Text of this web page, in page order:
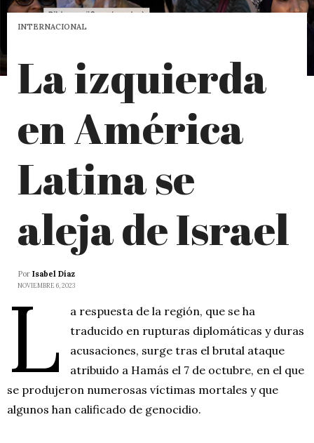
INTERNACIONAL
La izquierda
en América
Latina se
aleja de Israel
Por Isabel Díaz
NOVIEMBRE 6, 2023
L
a respuesta de la región, que se ha
traducido en rupturas diplomáticas y duras
acusaciones, surge tras el brutal ataque
atribuido a Hamás el 7 de octubre, en el que
se produjeron numerosas víctimas mortales y que
algunos han calificado de genocidio.